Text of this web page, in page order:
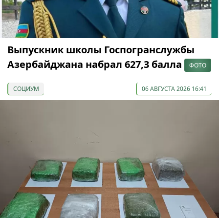
Выпускник школы Госпогранслужбы
Азербайджана набрал 627,3 балла
ФОТО
СОЦИУМ 06 АВГУСТА 2026 16:41